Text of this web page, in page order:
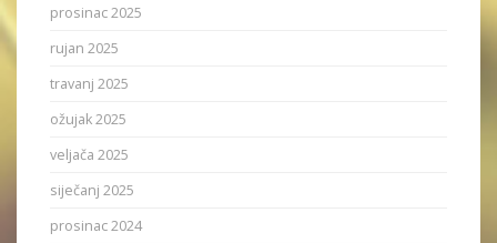
prosinac 2025
rujan 2025
travanj 2025
ožujak 2025
veljača 2025
siječanj 2025
prosinac 2024